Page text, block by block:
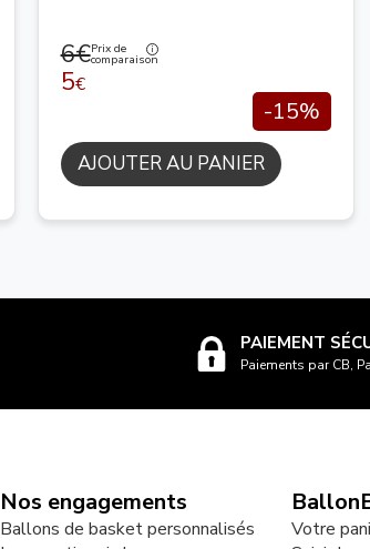
6€Prix de
comparaison
5€
-15%
AJOUTER AU PANIER
PAIEMENT
Paiements par CB,
Nos engagements
Ballons de basket personnalisés
Votre